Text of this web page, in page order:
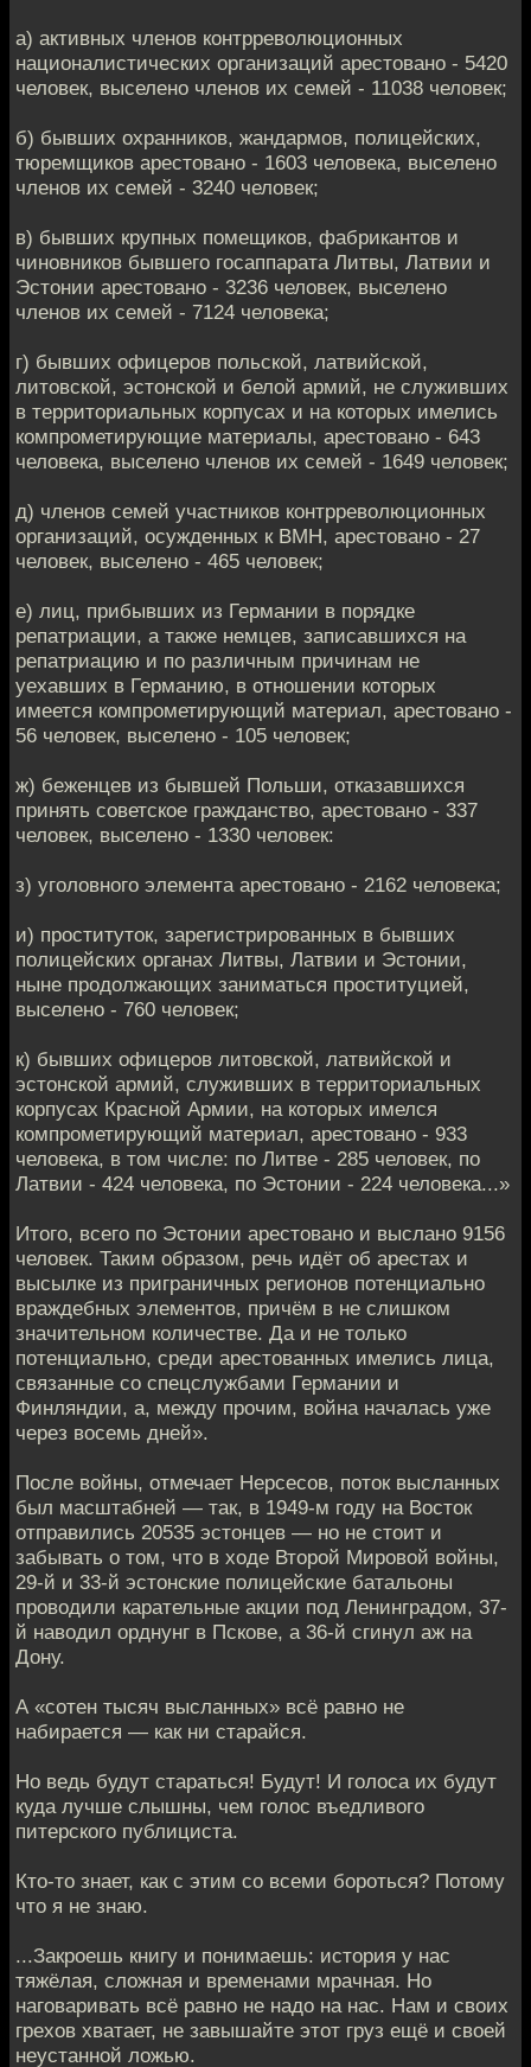
а) активных членов контрреволюционных
националистических организаций арестовано - 5420
человек, выселено членов их семей - 11038 человек;
б) бывших охранников, жандармов, полицейских,
тюремщиков арестовано - 1603 человека, выселено
членов их семей - 3240 человек;
в) бывших крупных помещиков, фабрикантов и
чиновников бывшего госаппарата Литвы, Латвии и
Эстонии арестовано - 3236 человек, выселено
членов их семей - 7124 человека;
г) бывших офицеров польской, латвийской,
литовской, эстонской и белой армий, не служивших
в территориальных корпусах и на которых имелись
компрометирующие материалы, арестовано - 643
человека, выселено членов их семей - 1649 человек;
д) членов семей участников контрреволюционных
организаций, осужденных к ВМН, арестовано - 27
человек, выселено - 465 человек;
е) лиц, прибывших из Германии в порядке
репатриации, а также немцев, записавшихся на
репатриацию и по различным причинам не
уехавших в Германию, в отношении которых
имеется компрометирующий материал, арестовано -
56 человек, выселено - 105 человек;
ж) беженцев из бывшей Польши, отказавшихся
принять советское гражданство, арестовано - 337
человек, выселено - 1330 человек:
з) уголовного элемента арестовано - 2162 человека;
и) проституток, зарегистрированных в бывших
полицейских органах Литвы, Латвии и Эстонии,
ныне продолжающих заниматься проституцией,
выселено - 760 человек;
к) бывших офицеров литовской, латвийской и
эстонской армий, служивших в территориальных
корпусах Красной Армии, на которых имелся
компрометирующий материал, арестовано - 933
человека, в том числе: по Литве - 285 человек, по
Латвии - 424 человека, по Эстонии - 224 человека...»
Итого, всего по Эстонии арестовано и выслано 9156
человек. Таким образом, речь идёт об арестах и
высылке из приграничных регионов потенциально
враждебных элементов, причём в не слишком
значительном количестве. Да и не только
потенциально, среди арестованных имелись лица,
связанные со спецслужбами Германии и
Финляндии, а, между прочим, война началась уже
через восемь дней».
После войны, отмечает Нерсесов, поток высланных
был масштабней — так, в 1949-м году на Восток
отправились 20535 эстонцев — но не стоит и
забывать о том, что в ходе Второй Мировой войны,
29-й и 33-й эстонские полицейские батальоны
проводили карательные акции под Ленинградом, 37-
й наводил орднунг в Пскове, а 36-й сгинул аж на
Дону.
А «сотен тысяч высланных» всё равно не
набирается — как ни старайся.
Но ведь будут стараться! Будут! И голоса их будут
куда лучше слышны, чем голос въедливого
питерского публициста.
Кто-то знает, как с этим со всеми бороться? Потому
что я не знаю.
...Закроешь книгу и понимаешь: история у нас
тяжёлая, сложная и временами мрачная. Но
наговаривать всё равно не надо на нас. Нам и своих
грехов хватает, не завышайте этот груз ещё и своей
неустанной ложью.